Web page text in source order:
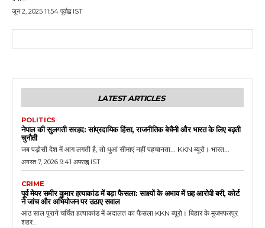
जून 2, 2025 11:54 पूर्वाह्न IST
LATEST ARTICLES
POLITICS
नेपाल की सुलगती सरहद: सांप्रदायिक हिंसा, राजनीतिक बेचैनी और भारत के लिए बढ़ती
चुनौती
जब पड़ोसी देश में आग लगती है, तो धुआं सीमाएं नहीं पहचानता... KKN ब्यूरो। भारत...
अगस्त 7, 2026 9:41 अपराह्न IST
CRIME
पूर्व मेयर समीर कुमार हत्याकांड में बड़ा फैसला: साक्ष्यों के अभाव में छह आरोपी बरी, कोर्ट
ने जांच और अभियोजन पर उठाए सवाल
आठ साल पुराने चर्चित हत्याकांड में अदालत का फैसला KKN ब्यूरो। बिहार के मुजफ्फरपुर
शहर...